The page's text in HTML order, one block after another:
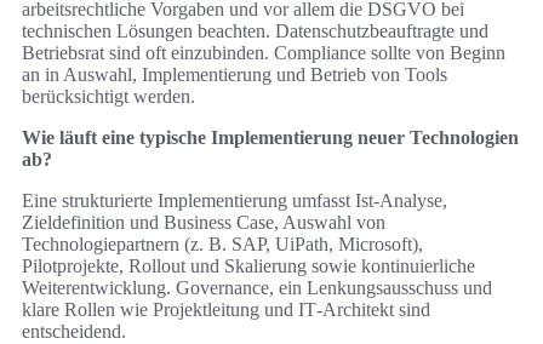
arbeitsrechtliche Vorgaben und vor allem die DSGVO bei
technischen Lösungen beachten. Datenschutzbeauftragte und
Betriebsrat sind oft einzubinden. Compliance sollte von Beginn
an in Auswahl, Implementierung und Betrieb von Tools
berücksichtigt werden.
Wie läuft eine typische Implementierung neuer Technologien
ab?
Eine strukturierte Implementierung umfasst Ist‑Analyse,
Zieldefinition und Business Case, Auswahl von
Technologiepartnern (z. B. SAP, UiPath, Microsoft),
Pilotprojekte, Rollout und Skalierung sowie kontinuierliche
Weiterentwicklung. Governance, ein Lenkungsausschuss und
klare Rollen wie Projektleitung und IT‑Architekt sind
entscheidend.